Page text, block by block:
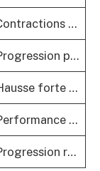
Contractions fortes, signe de repositionnement nécessaire
Progression portée par Renault, repli chez Dacia
Hausse forte des immatriculations, notamment grâce à Hyundai
Performance globalement en baisse, Skoda et Cupra en hausse
Progression remarquable des marques chinoises